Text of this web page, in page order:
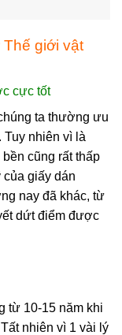
giới vật
cực tốt
ta thường ưu
nhiên vì là
cũng rất thấp
giấy dán
nay đã khác, từ
dứt điểm được
từ 10-15 năm khi
nhiên vì 1 vài lý